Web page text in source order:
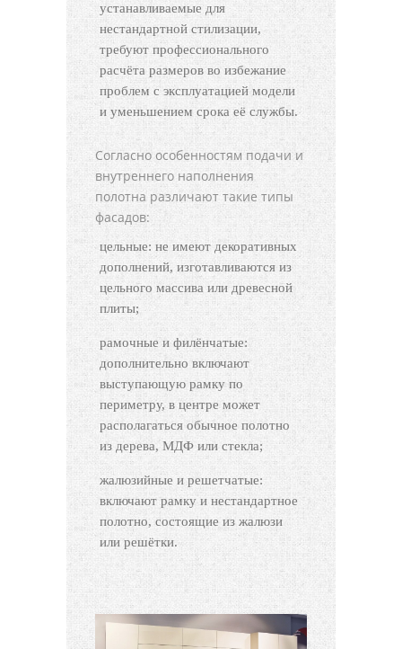
устанавливаемые для
нестандартной стилизации,
требуют профессионального
расчёта размеров во избежание
проблем с эксплуатацией модели
и уменьшением срока её службы.
Согласно особенностям подачи и
внутреннего наполнения
полотна различают такие типы
фасадов:
цельные: не имеют декоративных
дополнений, изготавливаются из
цельного массива или древесной
плиты;
рамочные и филёнчатые:
дополнительно включают
выступающую рамку по
периметру, в центре может
располагаться обычное полотно
из дерева, МДФ или стекла;
жалюзийные и решетчатые:
включают рамку и нестандартное
полотно, состоящие из жалюзи
или решётки.